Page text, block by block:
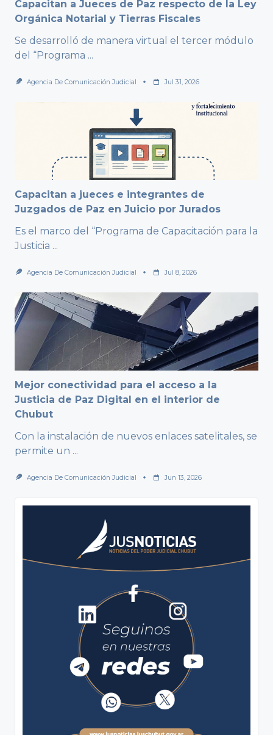
Capacitan a Jueces de Paz respecto de la Ley
Orgánica Notarial y Tierras Fiscales
Se desarrolló de manera virtual el tercer módulo
del “Programa ...
Agencia De Comunicación Judicial Jul 31, 2026
Capacitan a jueces e integrantes de
Juzgados de Paz en Juicio por Jurados
Es el marco del “Programa de Capacitación para la
Justicia ...
Agencia De Comunicación Judicial Jul 8, 2026
Mejor conectividad para el acceso a la
Justicia de Paz Digital en el interior de
Chubut
Con la instalación de nuevos enlaces satelitales, se
permite un ...
Agencia De Comunicación Judicial Jun 13, 2026